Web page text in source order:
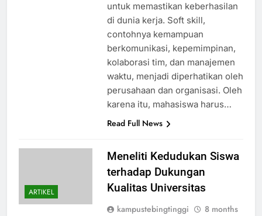
untuk memastikan keberhasilan
di dunia kerja. Soft skill,
contohnya kemampuan
berkomunikasi, kepemimpinan,
kolaborasi tim, dan manajemen
waktu, menjadi diperhatikan oleh
perusahaan dan organisasi. Oleh
karena itu, mahasiswa harus…
Read Full News
ARTIKEL
Meneliti Kedudukan Siswa
terhadap Dukungan
Kualitas Universitas
kampustebingtinggi
8 months